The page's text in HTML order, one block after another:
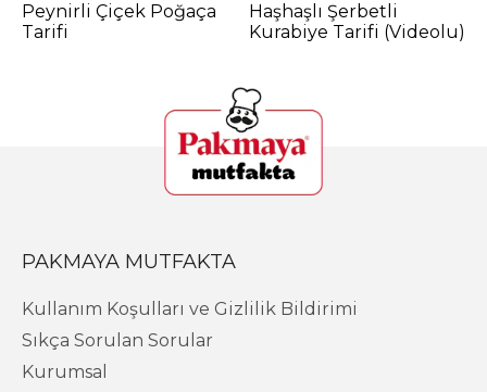
Peynirli Çiçek Poğaça
Tarifi
Haşhaşlı Şerbetli
Kurabiye Tarifi (Videolu)
PAKMAYA MUTFAKTA
Kullanım Koşulları ve Gizlilik Bildirimi
Sıkça Sorulan Sorular
Kurumsal